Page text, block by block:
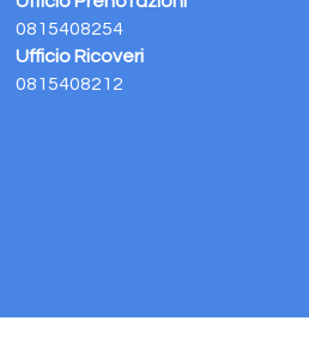
0815408254
Ufficio Ricoveri
0815408212